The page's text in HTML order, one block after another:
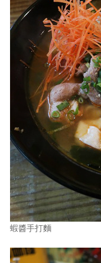
蝦醬手打麵